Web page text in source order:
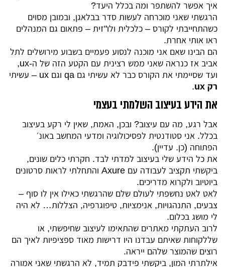
איך אפשר להשתפר ומה בכלל היעד?
הרגשתי שאני מוכרחה לעשות סדר בבלאגן, ובמובן מסוים
כשהתחייבתי לקורס – כלכלית ולו"זית – פתאום גם המנהלים
ראו אותי אחרת.
הם הבינו שאם אני מוכנה לנסוע פעמיים בשבוע מירושלים לתל
אביב אז כנראה שאני ממש רצינית עם הקטע הזה של ה-ux,
ועד שסיימתי את הקורס כבר לא עשיתי גם qa וגם ux – עשיתי
רק ux
.
את הידע בעיצוב השלמתי בעצמי
אבל רגע, מה עם עיצוב? ובכן, האמת, שאין לי רקע בעיצוב
בכלל. אני סטודנטית לפסיכולוגיה ומדעי המחשב באונ׳
הפתוחה (כן. עדיין).
את כל הידע שלי בעיצוב למדתי לבד. חקרתי כלים שונים,
ביקשתי תקציב לעבודה עם Axure והתחלתי לראות סרטונים
ביוטיוב ולקרוא מדריכים.
לאט לאט נחשפתי לעולם שלם שהרגשתי כאילו אין לו סוף –
צבעים, התנהגויות, אנימציות, טיפוגרפיה, הצללות… לא היה
לי מושג בכלום.
לרוב העתקתי מאתרים שהתאימו לעיצוב שחיפשתי, או
שללקוחות שאיתם עבדנו היו דרישות מאוד ספציפיות לאיך הם
רוצים שהמוצר שלהם ייראה.
אילתרתי המון, ביקשתי פידבק תמיד, לא הרגשתי שאני אמורה